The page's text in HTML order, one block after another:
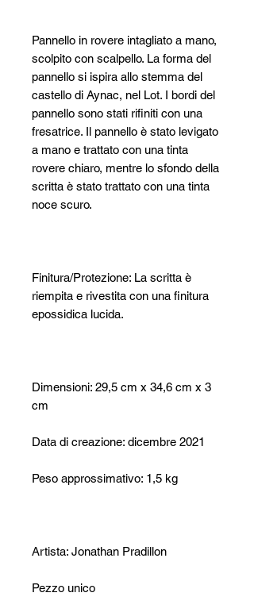
Pannello in rovere intagliato a mano,
scolpito con scalpello. La forma del
pannello si ispira allo stemma del
castello di Aynac, nel Lot. I bordi del
pannello sono stati rifiniti con una
fresatrice. Il pannello è stato levigato
a mano e trattato con una tinta
rovere chiaro, mentre lo sfondo della
scritta è stato trattato con una tinta
noce scuro.
Finitura/Protezione: La scritta è
riempita e rivestita con una finitura
epossidica lucida.
Dimensioni: 29,5 cm x 34,6 cm x 3
cm
Data di creazione: dicembre 2021
Peso approssimativo: 1,5 kg
Artista: Jonathan Pradillon
Pezzo unico